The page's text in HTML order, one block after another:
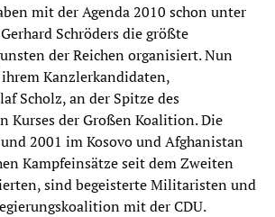
mit der Agenda 2010 schon unter
Schröders die größte
der Reichen organisiert. Nun
Kanzlerkandidaten,
Scholz, an der Spitze des
Kurses der Großen Koalition. Die
2001 im Kosovo und Afghanistan
Kampfeinsätze seit dem Zweiten
sind begeisterte Militaristen und
mit der CDU.